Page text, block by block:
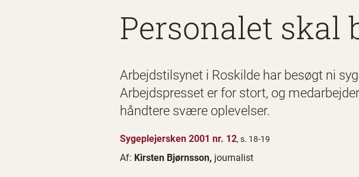
Personalet skal
Arbejdstilsynet i Roskilde har besøgt ni
Arbejdspresset er for stort, og
håndtere svære oplevelser.
Sygeplejersken 2001 nr. 12, s. 18-19
Af: Kirsten Bjørnsson, journalist